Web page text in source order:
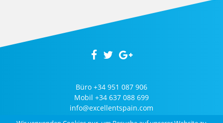
Büro +34 951 087 906
Mobil +34 637 088 699
info@excellentspain.com